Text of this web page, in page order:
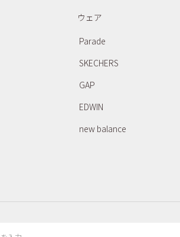
ウェア
Parade
SKECHERS
GAP
EDWIN
new balance